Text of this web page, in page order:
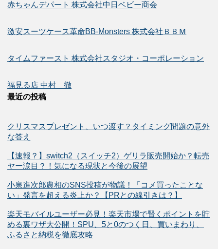
赤ちゃんデパート 株式会社中日ベビー商会
激安スーツケース革命BB-Monsters 株式会社ＢＢＭ
タイムファースト 株式会社スタジオ・コーポレーション
福見る店 中村 徹
最近の投稿
クリスマスプレゼント、いつ渡す？タイミング問題の意外
な答え
【速報？】switch2（スイッチ2）ゲリラ販売開始か？転売
ヤー涙目？！気になる現状と今後の展望
小泉進次郎農相のSNS投稿が物議！「コメ買ったことな
い」発言を超える炎上か？【PRとの線引きは？】
楽天モバイルユーザー必見！楽天市場で賢くポイントを貯
める裏ワザ大公開！SPU、5と0のつく日、買いまわり、
ふるさと納税を徹底攻略